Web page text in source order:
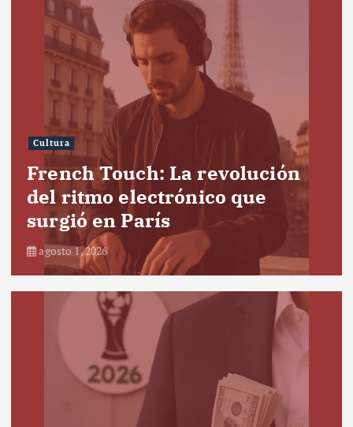
Cultura
French Touch: La revolución
del ritmo electrónico que
surgió en París
agosto 1, 2026